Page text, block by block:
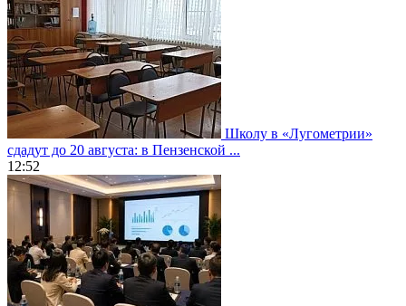
Школу в «Лугометрии»
сдадут до 20 августа: в Пензенской ...
12:52